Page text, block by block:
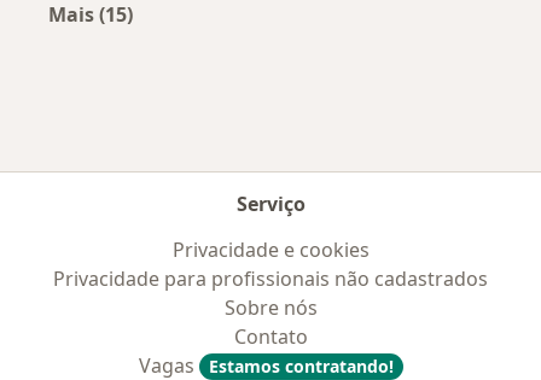
Mais (15)
Serviço
Privacidade e cookies
Privacidade para profissionais não cadastrados
Sobre nós
Contato
Vagas
Estamos contratando!